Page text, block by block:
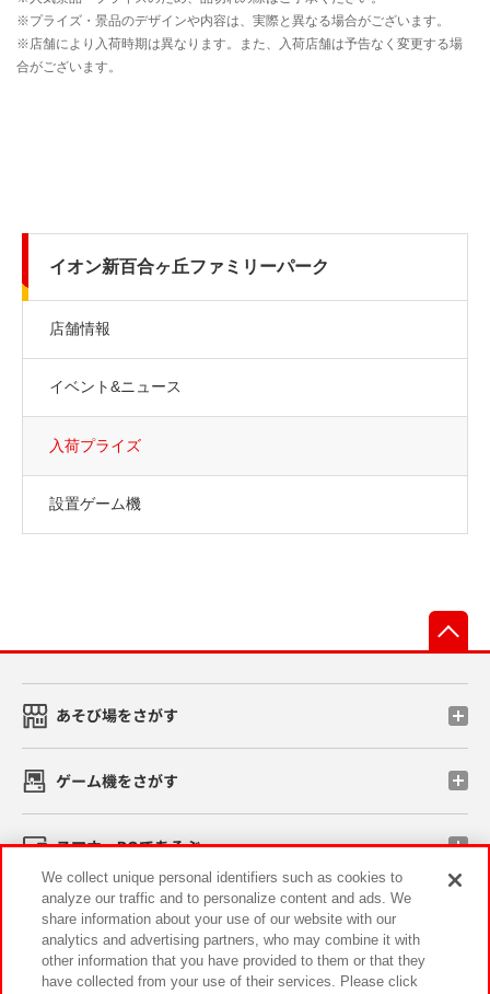
イオン新百合ヶ丘ファミリーパーク
店舗情報
イベント&ニュース
入荷プライズ
設置ゲーム機
あそび場をさがす
ゲーム機をさがす
スマホ・PCであそぶ
イベント・キャンペーン
We collect unique personal identifiers such as cookies to
analyze our traffic and to personalize content and ads. We
share information about your use of our website with our
analytics and advertising partners, who may combine it with
other information that you have provided to them or that they
have collected from your use of their services. Please click